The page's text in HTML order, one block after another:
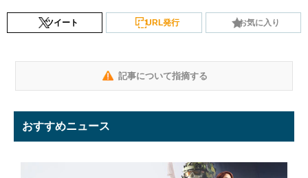
ツイート URL発行 お気に入り
記事について指摘する
おすすめニュース